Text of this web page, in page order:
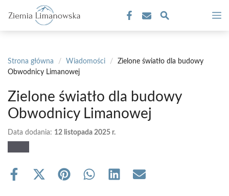
treści
Strona główna / Wiadomości /
Zielone światło dla budowy
Obwodnicy Limanowej
Zielone światło dla budowy
Obwodnicy Limanowej
Data dodania: 12 listopada 2025 r.
Share
Share Share Share Share Share